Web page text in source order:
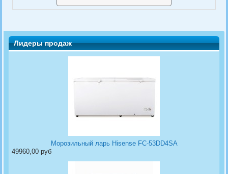
Лидеры продаж
Морозильный ларь Hisense FC-53DD4SA
49960,00 руб